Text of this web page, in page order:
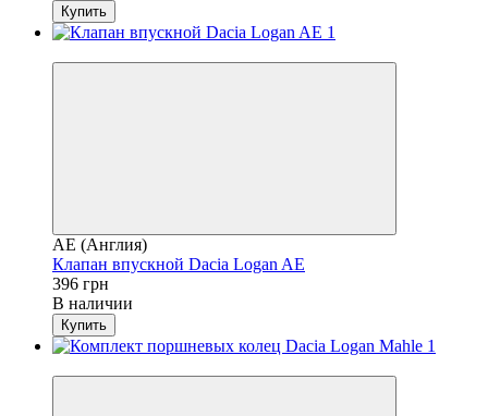
Купить
AE (Англия)
Клапан впускной Dacia Logan AE
396 грн
В наличии
Купить